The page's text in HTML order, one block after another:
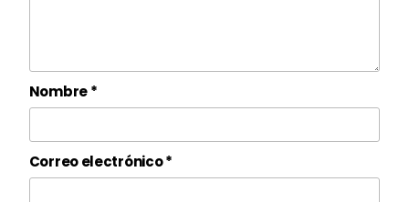
Nombre*
Correo electrónico*